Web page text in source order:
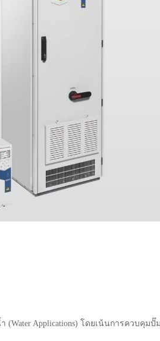
Applications) โดยเน้นการควบคุม